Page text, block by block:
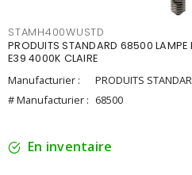
STAMH400WUSTD
PRODUITS STANDARD 68500
E39 4000K CLAIRE
Manufacturier :
PRODUITS
# Manufacturier : 68500
En inventaire